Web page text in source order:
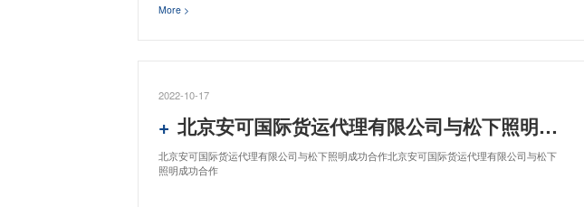
More >
2022-10-17
北京安可国际货运代理有限公司与松下照明成功合作
北京安可国际货运代理有限公司与松下照明成功合作北京安可国际货运代理有限公司与松下
照明成功合作